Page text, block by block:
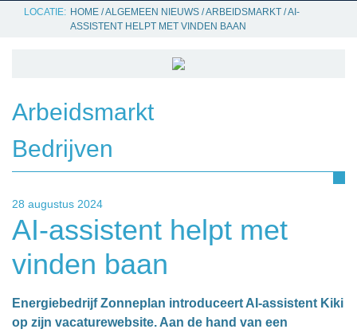
HOME /ALGEMEEN NIEUWS /ARBEIDSMARKT /AI-
ASSISTENT HELPT MET VINDEN BAAN
Arbeidsmarkt
Bedrijven
28 augustus 2024
AI-assistent helpt met
vinden baan
Energiebedrijf Zonneplan introduceert AI-assistent Kiki
op zijn vacaturewebsite. Aan de hand van een